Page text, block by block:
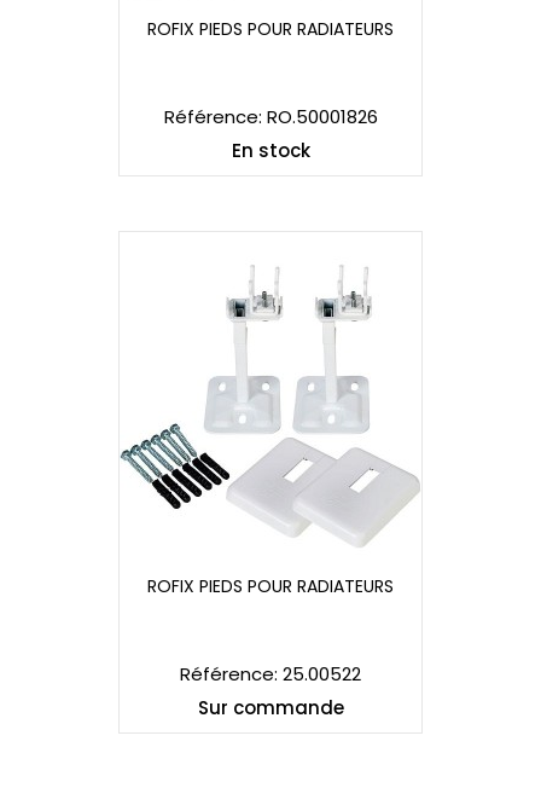
ROFIX PIEDS POUR RADIATEURS
Référence: RO.50001826
En stock
ROFIX PIEDS POUR RADIATEURS
Référence: 25.00522
Sur commande